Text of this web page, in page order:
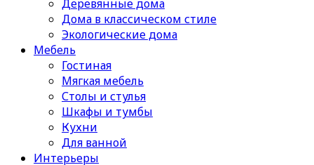
Деревянные дома
Дома в классическом стиле
Экологические дома
Мебель
Гостиная
Мягкая мебель
Столы и стулья
Шкафы и тумбы
Кухни
Для ванной
Интерьеры